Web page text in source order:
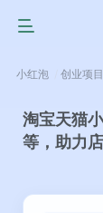
小红泡 创业项目
淘宝天猫
等，助力